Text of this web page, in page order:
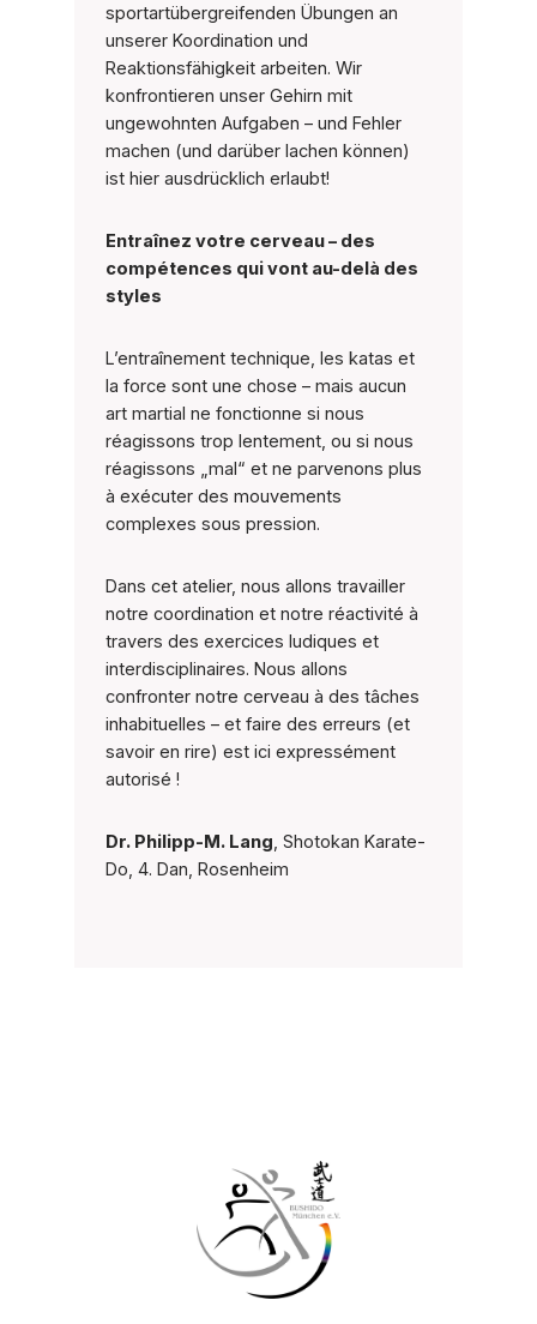
sportartübergreifenden Übungen an
unserer Koordination und
Reaktionsfähigkeit arbeiten. Wir
konfrontieren unser Gehirn mit
ungewohnten Aufgaben – und Fehler
machen (und darüber lachen können)
ist hier ausdrücklich erlaubt!
Entraînez votre cerveau – des
compétences qui vont au-delà des
styles
L’entraînement technique, les katas et
la force sont une chose – mais aucun
art martial ne fonctionne si nous
réagissons trop lentement, ou si nous
réagissons „mal“ et ne parvenons plus
à exécuter des mouvements
complexes sous pression.
Dans cet atelier, nous allons travailler
notre coordination et notre réactivité à
travers des exercices ludiques et
interdisciplinaires. Nous allons
confronter notre cerveau à des tâches
inhabituelles – et faire des erreurs (et
savoir en rire) est ici expressément
autorisé !
Dr. Philipp-M. Lang, Shotokan Karate-
Do, 4. Dan, Rosenheim